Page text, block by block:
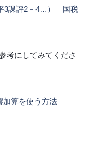
3課評2－4…）｜国税
考にしてみてくださ
加算を使う方法